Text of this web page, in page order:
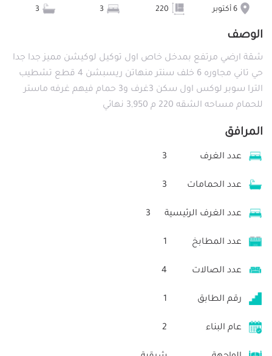
6 أكتوبر
الوصف
شقة ارضي مرتفع بمدخل خاص اول توكيل لوكيشن مميز جدا جدا
حي تاني مجاوره 6 خلف سنتر منهاتن ريسبشن 4 قطع تشطيب
الترا سوبر لوكس اول سكن 3غرف و3 حمام فيهم غرفه ماستر
للحمام مساحه الشقه 220 م 3,950 نهائي
المرافق
عدد الغرف 3
عدد الحمامات 3
عدد الغرف الرئيسية 3
عدد المطابخ 1
عدد الصالات 4
رقم الطابق 1
عام البناء 2